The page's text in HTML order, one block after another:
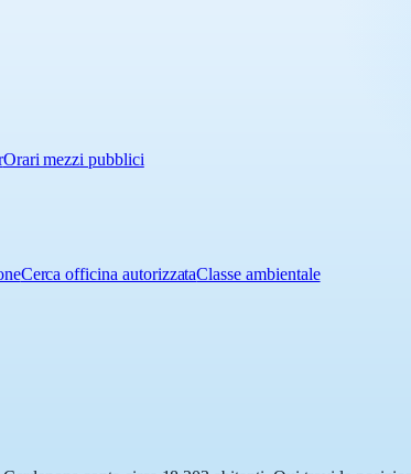
Orari mezzi pubblici
Cerca officina autorizzataClasse ambientale